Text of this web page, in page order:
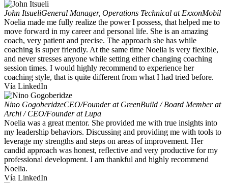
John ItsueliGeneral Manager, Operations Technical at ExxonMobil
Noelia made me fully realize the power I possess, that helped me to
move forward in my career and personal life. She is an amazing
coach, very patient and precise. The approach she has while
coaching is super friendly. At the same time Noelia is very flexible,
and never stresses anyone while setting either changing coaching
session times. I would highly recommend to experience her
coaching style, that is quite different from what I had tried before.
Vía LinkedIn
Nino GogoberidzeCEO/Founder at GreenBuild / Board Member at
Archi / CEO/Founder at Lupa
Noelia was a great mentor. She provided me with true insights into
my leadership behaviors. Discussing and providing me with tools to
leverage my strengths and steps on areas of improvement. Her
candid approach was honest, reflective and very productive for my
professional development. I am thankful and highly recommend
Noelia.
Vía LinkedIn